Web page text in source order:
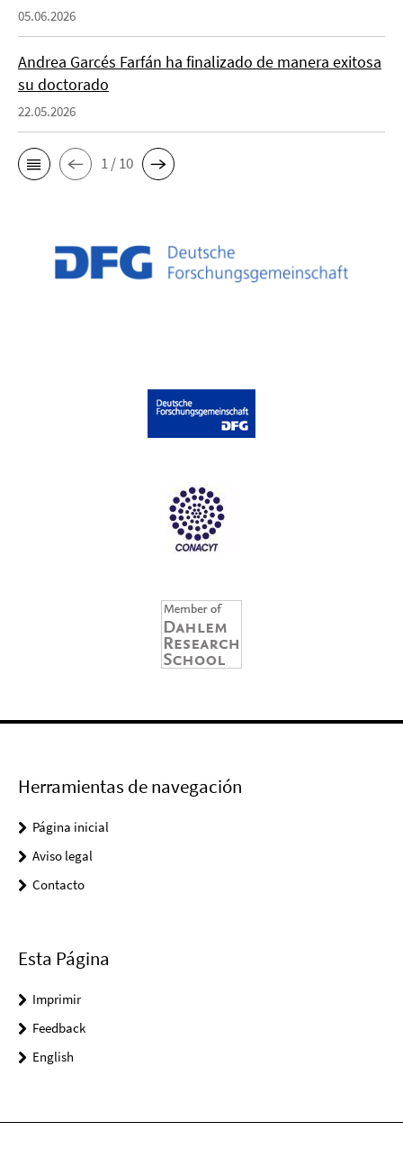
05.06.2026
Andrea Garcés Farfán ha finalizado de manera exitosa
su doctorado
22.05.2026
1 / 10
Herramientas de navegación
Página inicial
Aviso legal
Contacto
Esta Página
Imprimir
Feedback
English